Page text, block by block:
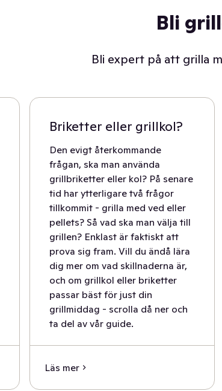
Bli
Bli expert på att grilla
Briketter eller grillkol?
Den evigt återkommande
frågan, ska man använda
grillbriketter eller kol? På senare
tid har ytterligare två frågor
tillkommit - grilla med ved eller
pellets? Så vad ska man välja till
grillen? Enklast är faktiskt att
prova sig fram. Vill du ändå lära
dig mer om vad skillnaderna är,
och om grillkol eller briketter
passar bäst för just din
grillmiddag - scrolla då ner och
ta del av vår guide.
Läs mer